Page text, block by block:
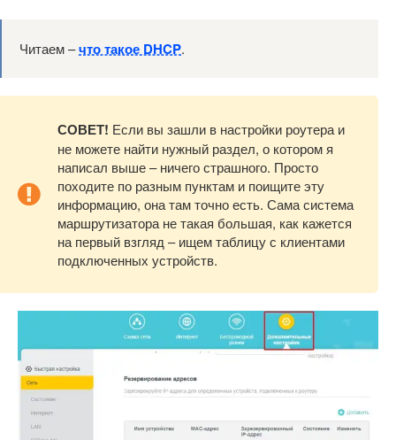
Читаем –что такое DHCP.
СОВЕТ! Если вы зашли в настройки роутера и
не можете найти нужный раздел, о котором я
написал выше – ничего страшного. Просто
походите по разным пунктам и поищите эту
информацию, она там точно есть. Сама система
маршрутизатора не такая большая, как кажется
на первый взгляд – ищем таблицу с клиентами
подключенных устройств.